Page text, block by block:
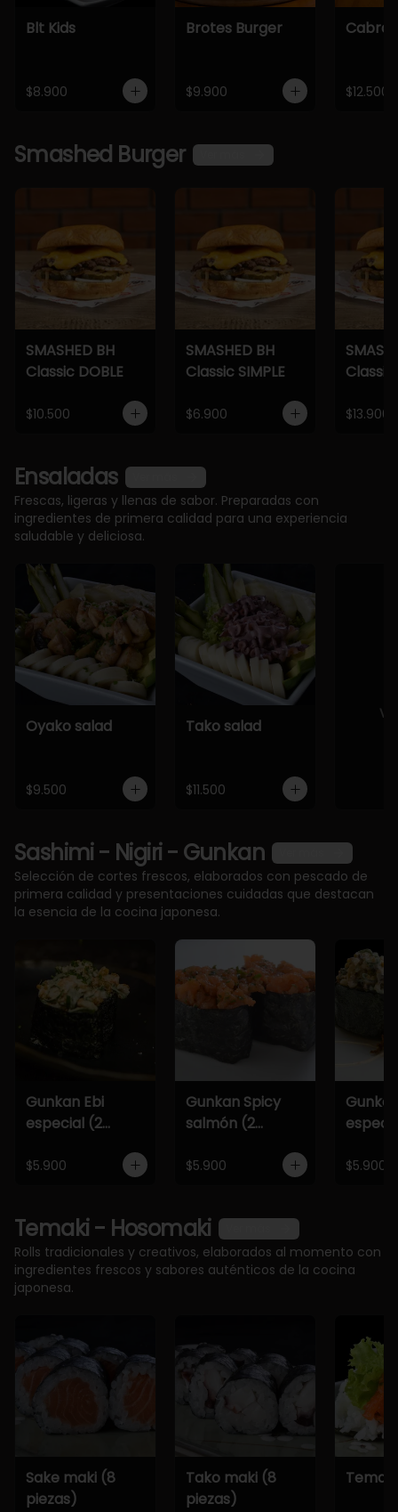
Blt Kids
$8.900
Brotes Burger
$9.900
Cabra
$12.500
Smashed Burger
SMASHED BH
Classic DOBLE
$10.500
SMASHED BH
Classic SIMPLE
$6.900
Classic
$13.900
Ensaladas
Frescas, ligeras y llenas de sabor. Preparadas con
ingredientes de primera calidad para una experiencia
saludable y deliciosa.
Oyako salad
$9.500
Tako salad
$11.500
Sashimi - Nigiri - Gunkan
Selección de cortes frescos, elaborados con pescado de
primera calidad y presentaciones cuidadas que destacan
la esencia de la cocina japonesa.
Gunkan Ebi
especial (2
$5.900
Gunkan Spicy
salmón (2
$5.900 $5.900
Temaki - Hosomaki
Rolls tradicionales y creativos, elaborados al momento con
ingredientes frescos y sabores auténticos de la cocina
japonesa.
Sake maki (8
piezas)
Tako maki (8
piezas)